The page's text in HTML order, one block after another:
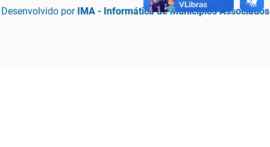
Desenvolvido por IMA - Informática de Municípios Associados